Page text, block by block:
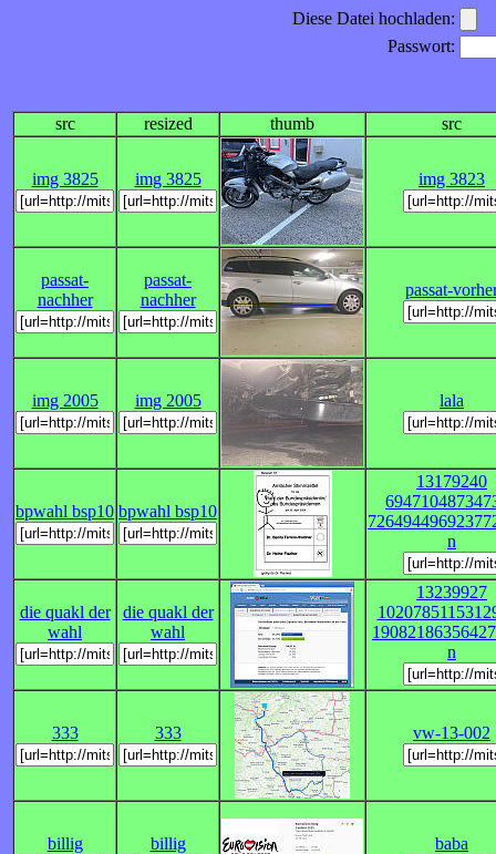
Diese Datei hochladen:
Passwort:
src resized thumb src
img 3825 img 3825 img 3823
passat-
nachher
passat-
nachher
passat-
img 2005 img 2005 lala
bpwahl bsp10 bpwahl bsp10
13179240
n
die quakl der
wahl
die quakl der
wahl
13239927
n
333 333 vw-13-002
billig billig baba